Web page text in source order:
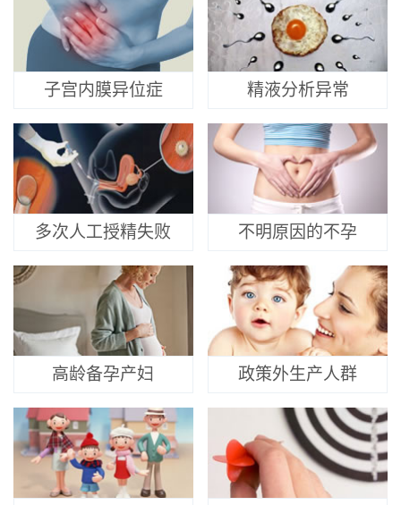
子宫内膜异位症 精液分析异常
多次人工授精失败 不明原因的不孕
高龄备孕产妇 政策外生产人群